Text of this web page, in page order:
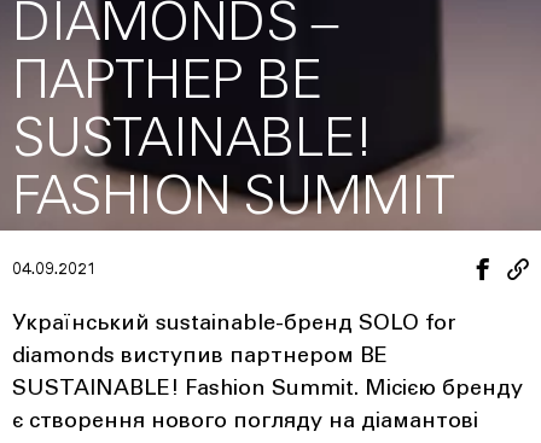
DIAMONDS ‒
ПАРТНЕР BE
SUSTAINABLE!
FASHION SUMMIT
04.09.2021
Український sustainable-бренд SOLO for
diamonds виступив партнером BE
SUSTAINABLE! Fashion Summit. Місією бренду
є створення нового погляду на діамантові